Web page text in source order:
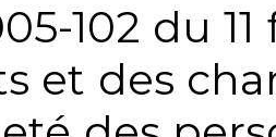
102 du
et des